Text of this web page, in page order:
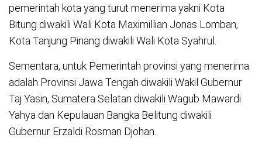
pemerintah kota yang turut menerima yakni Kota
Bitung diwakili Wali Kota Maximillian Jonas Lomban,
Kota Tanjung Pinang diwakili Wali Kota Syahrul.
Sementara, untuk Pemerintah provinsi yang menerima
adalah Provinsi Jawa Tengah diwakili Wakil Gubernur
Taj Yasin, Sumatera Selatan diwakili Wagub Mawardi
Yahya dan Kepulauan Bangka Belitung diwakili
Gubernur Erzaldi Rosman Djohan.